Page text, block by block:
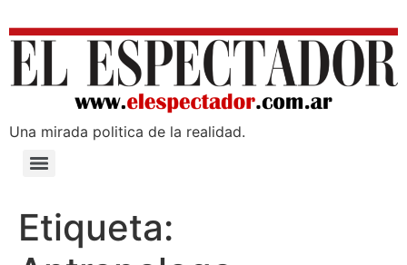
Una mirada poli­tica de la realidad.
Etiqueta: